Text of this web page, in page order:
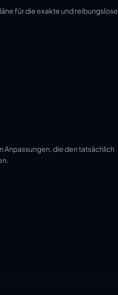
für die exakte und reibungslose
Anpassungen, die den tatsächlich